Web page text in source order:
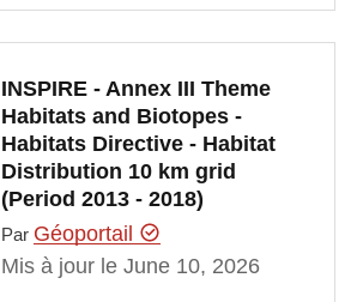
INSPIRE - Annex III Theme
Habitats and Biotopes -
Habitats Directive - Habitat
Distribution 10 km grid
(Period 2013 - 2018)
Par Géoportail
Mis à jour le June 10, 2026